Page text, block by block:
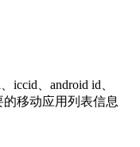
iccid、android id、
的移动应用列表信息